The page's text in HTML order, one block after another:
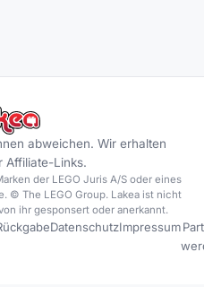
abweichen. Wir erhalten
Affiliate-Links.
der LEGO Juris A/S oder eines
© The LEGO Group. Lakea ist nicht
ihr gesponsert oder anerkannt.
DatenschutzImpressum